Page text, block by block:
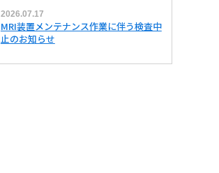
2026.07.17
MRI装置メンテナンス作業に伴う検査中
止のお知らせ